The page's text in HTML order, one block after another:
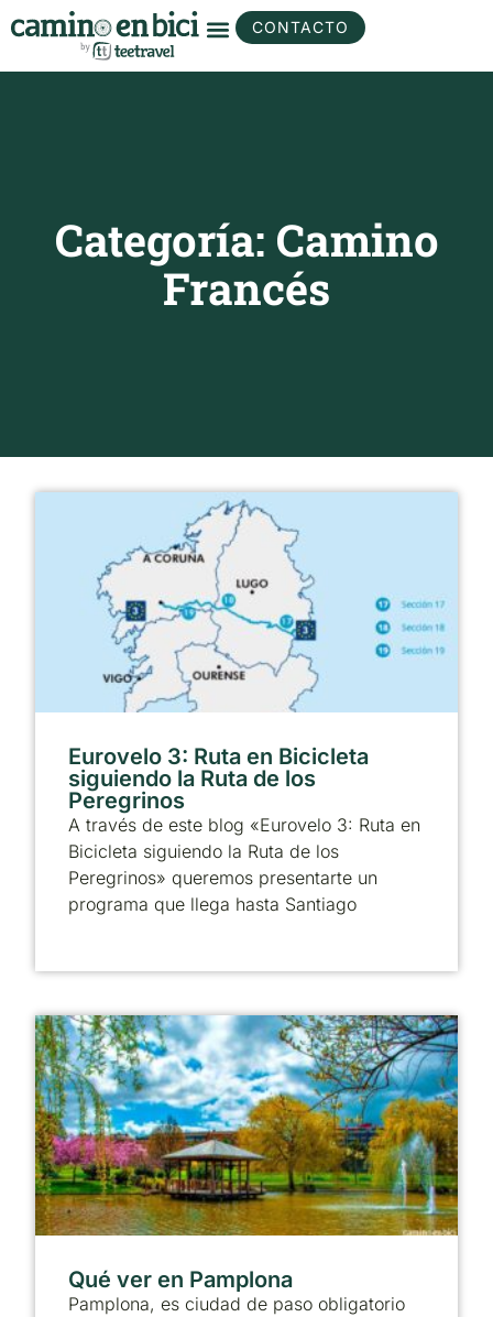
CONTACTO
Categoría: Camino
Francés
Eurovelo 3: Ruta en Bicicleta
siguiendo la Ruta de los
Peregrinos
A través de este blog «Eurovelo 3: Ruta en
Bicicleta siguiendo la Ruta de los
Peregrinos» queremos presentarte un
programa que llega hasta Santiago
Qué ver en Pamplona
Pamplona, es ciudad de paso obligatorio